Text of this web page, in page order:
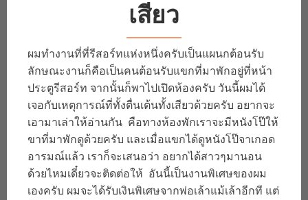
เสียว
ผมทำงานที่ที่รีสอร์ทแห่งหนึ่งครับเป็นแผนกต้อนรับ
ลักษณะงานก็คือเป็นคนต้อนรับแขกที่มาพักอยู่ที่หน้า
ประตูรีสอร์ท จากนั้นก็พาไปเปิดห้องครับ วันนี้ผมได้
เจอกับเหตุการณ์ที่ทั้งตื่นเต้นทั้งเสียวด้วยครับ อยากจะ
เอามาเล่าให้อ่านกัน คือทางห้องพักเราจะมีหนังโป๊ให้
ขาที่มาพักดูด้วยครับ และเมื่อแขกได้ดูหนังโป๊จาเกอด
อารมณ์แล้ว เราก็จะเสนอว่า อยากได้สาวๆมานอน
ด้วยไหมเดี๋ยวจะติดต่อให้ อันนี้เป็นงานพิเศษของผม
เองครับ ผมจะได้รับเงินพิเศษจากพ่อเล้าแม้เล้าอีกที แต่